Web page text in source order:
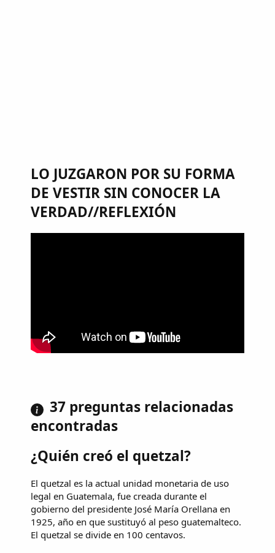
LO JUZGARON POR SU FORMA
DE VESTIR SIN CONOCER LA
VERDAD//REFLEXIÓN
37 preguntas relacionadas
encontradas
¿Quién creó el quetzal?
El quetzal es la actual unidad monetaria de uso
legal en Guatemala, fue creada durante el
gobierno del presidente José María Orellana en
1925, año en que sustituyó al peso guatemalteco.
El quetzal se divide en 100 centavos.